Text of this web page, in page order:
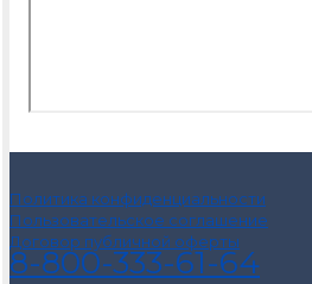
Политика конфиденциальности
Пользовательское соглашение
Договор публичной оферты
8-800-333-61-64